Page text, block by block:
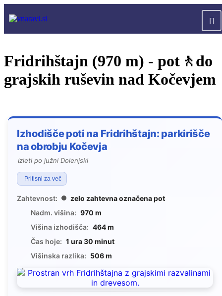
Fridrihštajn (970 m) - pot🚶do
grajskih ruševin nad Kočevjem
Izhodišče poti na Fridrihštajn: parkirišče
na obrobju Kočevja
Izleti po južni Dolenjski
Pritisni za več
Zahtevnost:
zelo zahtevna označena pot
Nadm. višina: 970 m
Višina izhodišča: 464 m
Čas hoje: 1 ura 30 minut
Višinska razlika: 506 m